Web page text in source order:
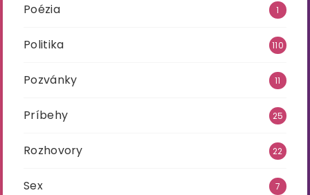
Poézia 1
Politika 110
Pozvánky 11
Príbehy 25
Rozhovory 22
Sex 7